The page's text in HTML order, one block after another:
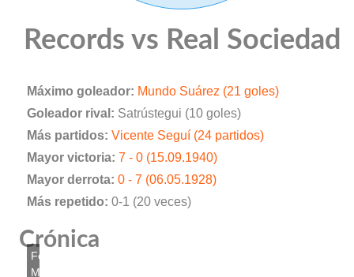
Records vs Real Sociedad
Máximo goleador: Mundo Suárez (21 goles)
Goleador rival: Satrústegui (10 goles)
Más partidos: Vicente Seguí (24 partidos)
Mayor victoria: 7 - 0 (15.09.1940)
Mayor derrota: 0 - 7 (06.05.1928)
Más repetido: 0-1 (20 veces)
Crónica